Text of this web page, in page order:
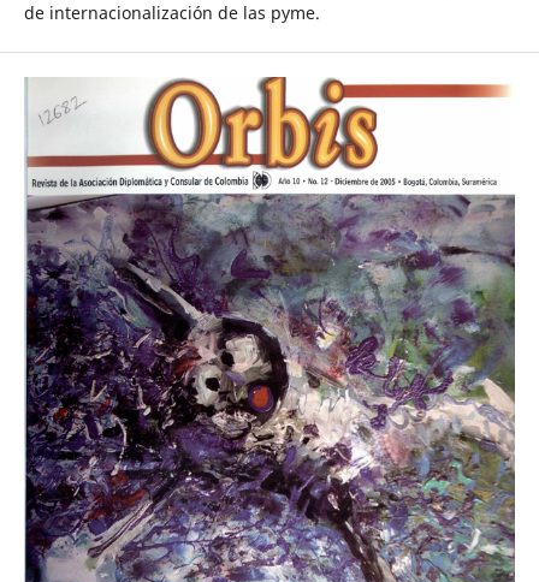
de internacionalización de las pyme.